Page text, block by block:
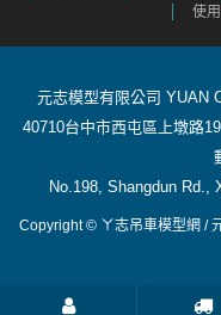
使
元志模型有限公司 YUAN
40710台中市西屯區上墩路
No.198, Shangdun
Copyright © ㄚ志吊車模型網 /